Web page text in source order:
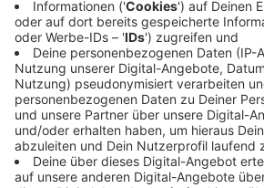
Anzeige
Die Ohrfeigen-
Anzeige